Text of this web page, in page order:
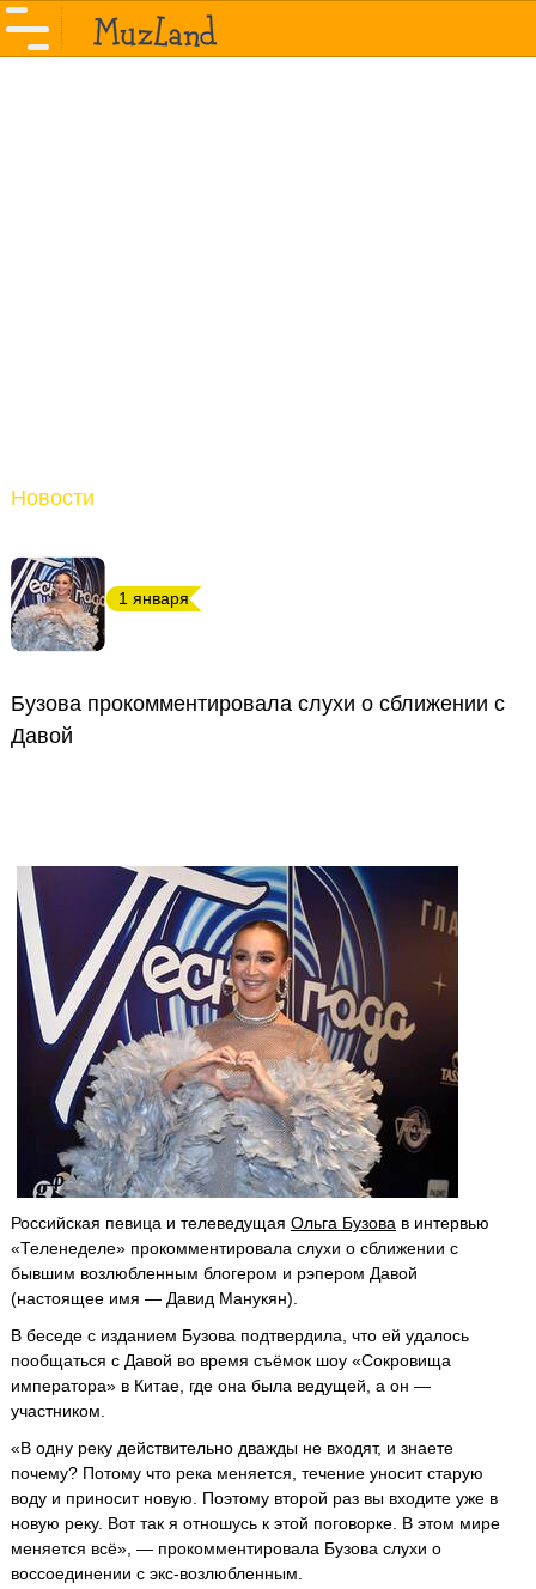
Новости
1 января
Бузова прокомментировала слухи о сближении с
Давой
Российская певица и телеведущая Ольга Бузова в интервью
«Теленеделе» прокомментировала слухи о сближении с
бывшим возлюбленным блогером и рэпером Давой
(настоящее имя — Давид Манукян).
В беседе с изданием Бузова подтвердила, что ей удалось
пообщаться с Давой во время съёмок шоу «Сокровища
императора» в Китае, где она была ведущей, а он —
участником.
«В одну реку действительно дважды не входят, и знаете
почему? Потому что река меняется, течение уносит старую
воду и приносит новую. Поэтому второй раз вы входите уже в
новую реку. Вот так я отношусь к этой поговорке. В этом мире
меняется всё», — прокомментировала Бузова слухи о
воссоединении с экс-возлюбленным.